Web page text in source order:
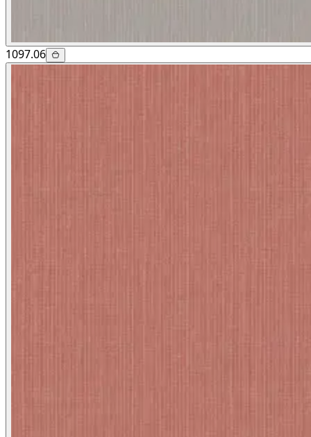
1097.06